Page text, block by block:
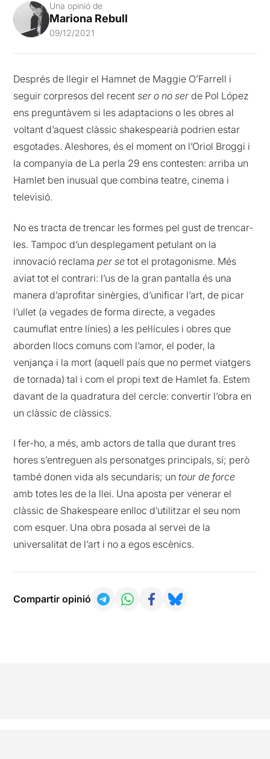
Una opinió de
Mariona Rebull
09/12/2021
Després de llegir el Hamnet de Maggie O’Farrell i
seguir corpresos del recent ser o no serde Pol López
ens preguntàvem si les adaptacions o les obres al
voltant d’aquest clàssic shakespearià podrien estar
esgotades. Aleshores, és el moment on l’Oriol Broggi i
la companyia de La perla 29 ens contesten: arriba un
Hamlet ben inusual que combina teatre, cinema i
televisió.
No es tracta de trencar les formes pel gust de trencar-
les. Tampoc d’un desplegament petulant on la
innovació reclamaper se tot el protagonisme. Més
aviat tot el contrari: l’us de la gran pantalla és una
manera d’aprofitar sinèrgies, d’unificar l’art, de picar
l’ullet (a vegades de forma directe, a vegades
caumuflat entre línies) a les pel·lícules i obres que
aborden llocs comuns com l’amor, el poder, la
venjança i la mort (aquell país que no permet viatgers
de tornada) tal i com el propi text de Hamlet fa. Estem
davant de la quadratura del cercle: convertir l’obra en
un clàssic de clàssics.
I fer-ho, a més, amb actors de talla que durant tres
hores s’entreguen als personatges principals, sí; però
també donen vida als secundaris; untour de force
amb totes les de la llei. Una aposta per venerar el
clàssic de Shakespeare enlloc d’utilitzar el seu nom
com esquer. Una obra posada al servei de la
universalitat de l’art i no a egos escènics.
Compartir opinió